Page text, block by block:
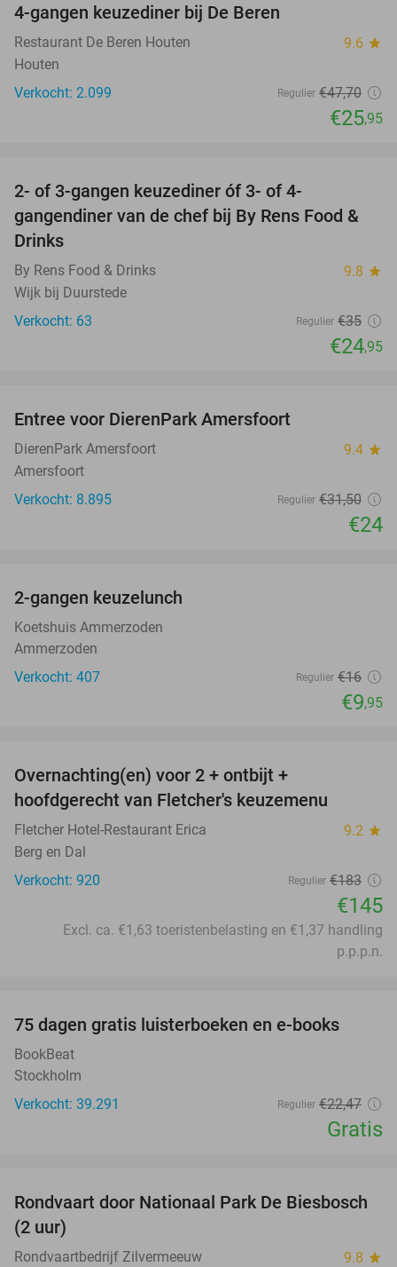
4-gangen keuzediner bij De Beren
Restaurant De Beren Houten 9.6 star
Houten
Verkocht: 2.099
Regulier €47,70
€25,95
2- of 3-gangen keuzediner óf 3- of 4-
gangendiner van de chef bij By Rens Food &
Drinks
By Rens Food & Drinks 9.8 star
Wijk bij Duurstede
Verkocht: 63
Regulier €35
€24,95
Entree voor DierenPark Amersfoort
DierenPark Amersfoort 9.4 star
Amersfoort
Verkocht: 8.895
Regulier €31,50
€24
2-gangen keuzelunch
Koetshuis Ammerzoden
Ammerzoden
Verkocht: 407
Regulier €16
€9,95
Overnachting(en) voor 2 + ontbijt +
hoofdgerecht van Fletcher's keuzemenu
Fletcher Hotel-Restaurant Erica 9.2 star
Berg en Dal
Verkocht: 920
Regulier €183
€145
Excl. ca. €1,63 toeristenbelasting en €1,37 handling
p.p.p.n.
75 dagen gratis luisterboeken en e-books
BookBeat
Stockholm
Verkocht: 39.291
Regulier €22,47
Gratis
21%
Rondvaart door Nationaal Park De Biesbosch
(2 uur)
Rondvaartbedrijf Zilvermeeuw 9.8 star